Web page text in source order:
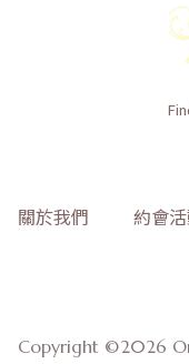
關於我們 約會
Copyright ©2026